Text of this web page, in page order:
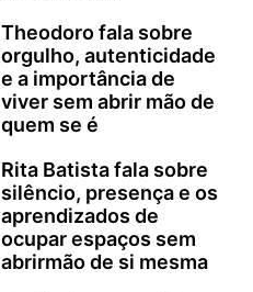
Theodoro fala sobre
orgulho, autenticidade
e a importância de
viver sem abrir mão de
quem se é
Rita Batista fala sobre
silêncio, presença e os
aprendizados de
ocupar espaços sem
abrirmão de si mesma